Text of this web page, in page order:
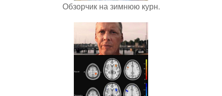
Обзорчик на зимнюю курн.